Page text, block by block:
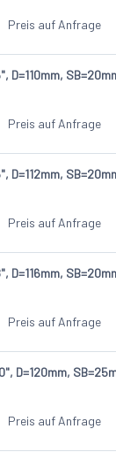
Preis auf Anfrage
Preis auf Anfrage
Preis auf Anfrage
Preis auf Anfrage
D=120mm,
Preis auf Anfrage